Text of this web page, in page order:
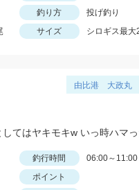
釣り方
投げ釣り
サイズ シロギス最
由比港 大政丸
釣行時間
06:00～11:00
ポイント